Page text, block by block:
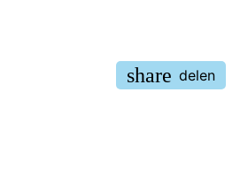
share delen